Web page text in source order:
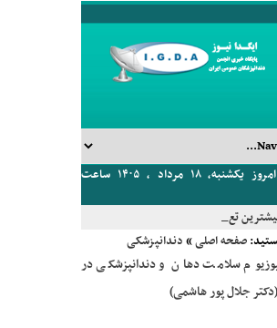
۞ امروز یکشنبه, ۱۸ مرداد , ۱۴۰۵ ساعت
تعداد سخنرا_
صفحه اصلی»دندانپزشکی
سلامت دهان و دندانپزشکی در
جلال پور هاشمی)